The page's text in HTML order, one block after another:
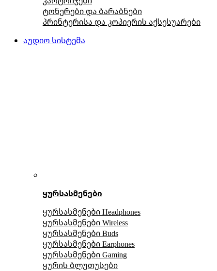
ტონერები და ბარაბნები
პრინტერისა და კოპიერის აქსესუარები
აუდიო სისტემა
ყურსასმენები
ყურსასმენები Headphones
ყურსასმენები Wireless
ყურსასმენები Buds
ყურსასმენები Earphones
ყურსასმენები Gaming
ყურის ბლუთუსები